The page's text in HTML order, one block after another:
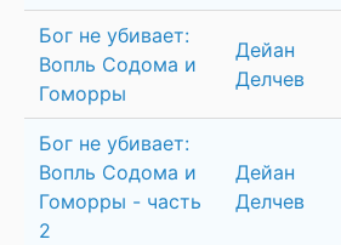
Бог не убивает:
Вопль Содома и
Гоморры
Дейан
Делчев
Бог не убивает:
Вопль Содома и
Гоморры - часть
2
Дейан
Делчев